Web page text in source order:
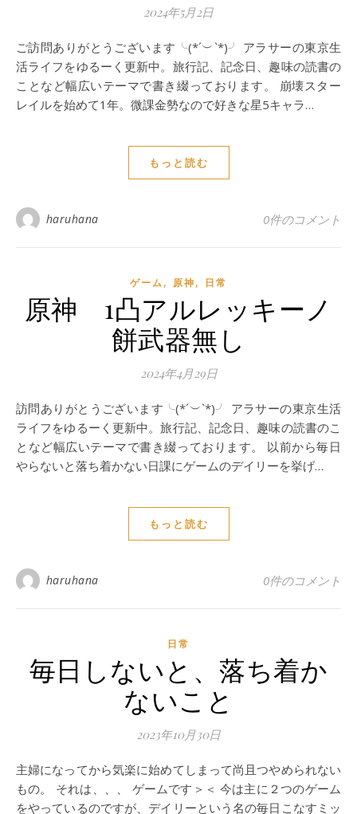
2024年5月2日
ご訪問ありがとうございます╰(*´︶`*)╯ アラサーの東京生
活ライフをゆるーく更新中。旅行記、記念日、趣味の読書の
ことなど幅広いテーマで書き綴っております。 崩壊スター
レイルを始めて1年。微課金勢なので好きな星5キャラ…
もっと読む
haruhana 0件のコメント
ゲーム, 原神, 日常
原神 1凸アルレッキーノ
餅武器無し
2024年4月29日
訪問ありがとうございます╰(*´︶`*)╯ アラサーの東京生活
ライフをゆるーく更新中。旅行記、記念日、趣味の読書のこ
となど幅広いテーマで書き綴っております。 以前から毎日
やらないと落ち着かない日課にゲームのデイリーを挙げ…
もっと読む
haruhana 0件のコメント
日常
毎日しないと、落ち着か
ないこと
2023年10月30日
主婦になってから気楽に始めてしまって尚且つやめられない
もの。 それは、、、 ゲームです＞＜ 今は主に２つのゲーム
をやっているのですが、デイリーという名の毎日こなすミッ